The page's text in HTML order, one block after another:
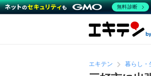
エキテン 暮らし・
無料診断